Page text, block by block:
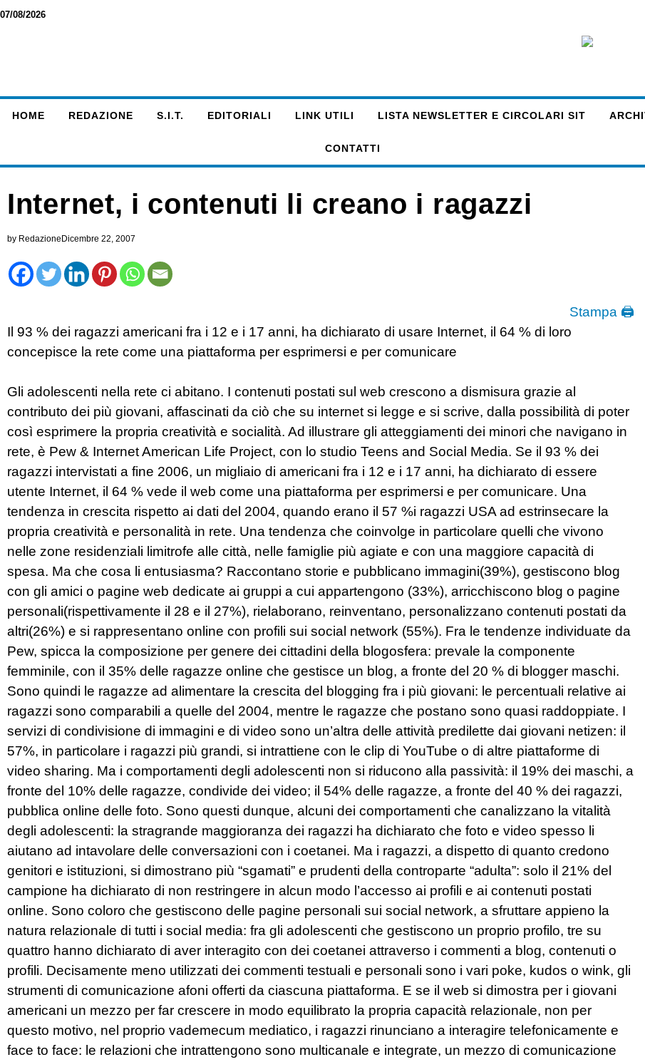
07/08/2026
HOME REDAZIONE S.I.T. EDITORIALI LINK UTILI LISTA NEWSLETTER E CIRCOLARI SIT
CONTATTI
Internet, i contenuti li creano i ragazzi
by Redazione Dicembre 22, 2007
Stampa 🖨
Il 93 % dei ragazzi americani fra i 12 e i 17 anni, ha dichiarato di usare Internet, il 64 % di loro
concepisce la rete come una piattaforma per esprimersi e per comunicare
Gli adolescenti nella rete ci abitano. I contenuti postati sul web crescono a dismisura grazie al
contributo dei più giovani, affascinati da ciò che su internet si legge e si scrive, dalla possibilità di poter
così esprimere la propria creatività e socialità. Ad illustrare gli atteggiamenti dei minori che navigano in
rete, è Pew & Internet American Life Project, con lo studio Teens and Social Media. Se il 93 % dei
ragazzi intervistati a fine 2006, un migliaio di americani fra i 12 e i 17 anni, ha dichiarato di essere
utente Internet, il 64 % vede il web come una piattaforma per esprimersi e per comunicare. Una
tendenza in crescita rispetto ai dati del 2004, quando erano il 57 %i ragazzi USA ad estrinsecare la
propria creatività e personalità in rete. Una tendenza che coinvolge in particolare quelli che vivono
nelle zone residenziali limitrofe alle città, nelle famiglie più agiate e con una maggiore capacità di
spesa. Ma che cosa li entusiasma? Raccontano storie e pubblicano immagini(39%), gestiscono blog
con gli amici o pagine web dedicate ai gruppi a cui appartengono (33%), arricchiscono blog o pagine
personali(rispettivamente il 28 e il 27%), rielaborano, reinventano, personalizzano contenuti postati da
altri(26%) e si rappresentano online con profili sui social network (55%). Fra le tendenze individuate da
Pew, spicca la composizione per genere dei cittadini della blogosfera: prevale la componente
femminile, con il 35% delle ragazze online che gestisce un blog, a fronte del 20 % di blogger maschi.
Sono quindi le ragazze ad alimentare la crescita del blogging fra i più giovani: le percentuali relative ai
ragazzi sono comparabili a quelle del 2004, mentre le ragazze che postano sono quasi raddoppiate. I
servizi di condivisione di immagini e di video sono un’altra delle attività predilette dai giovani netizen: il
57%, in particolare i ragazzi più grandi, si intrattiene con le clip di YouTube o di altre piattaforme di
video sharing. Ma i comportamenti degli adolescenti non si riducono alla passività: il 19% dei maschi, a
fronte del 10% delle ragazze, condivide dei video; il 54% delle ragazze, a fronte del 40 % dei ragazzi,
pubblica online delle foto. Sono questi dunque, alcuni dei comportamenti che canalizzano la vitalità
degli adolescenti: la stragrande maggioranza dei ragazzi ha dichiarato che foto e video spesso li
aiutano ad intavolare delle conversazioni con i coetanei. Ma i ragazzi, a dispetto di quanto credono
genitori e istituzioni, si dimostrano più “sgamati” e prudenti della controparte “adulta”: solo il 21% del
campione ha dichiarato di non restringere in alcun modo l’accesso ai profili e ai contenuti postati
online. Sono coloro che gestiscono delle pagine personali sui social network, a sfruttare appieno la
natura relazionale di tutti i social media: fra gli adolescenti che gestiscono un proprio profilo, tre su
quattro hanno dichiarato di aver interagito con dei coetanei attraverso i commenti a blog, contenuti o
profili. Decisamente meno utilizzati dei commenti testuali e personali sono i vari poke, kudos o wink, gli
strumenti di comunicazione afoni offerti da ciascuna piattaforma. E se il web si dimostra per i giovani
americani un mezzo per far crescere in modo equilibrato la propria capacità relazionale, non per
questo motivo, nel proprio vademecum mediatico, i ragazzi rinunciano a interagire telefonicamente e
face to face: le relazioni che intrattengono sono multicanale e integrate, un mezzo di comunicazione